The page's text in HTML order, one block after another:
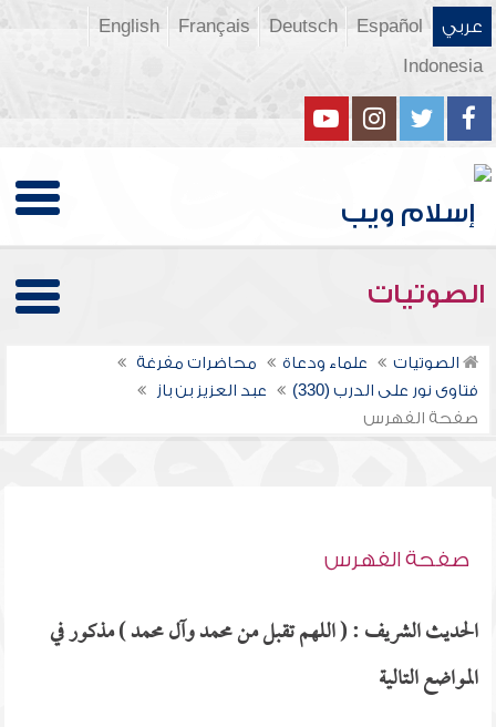
عربي Español
Deutsch
Français
English
Indonesia
الصوتيات
الصوتيات علماء ودعاة
محاضرات مفرغة
فتاوى نور على الدرب (330)
عبد العزيز بن باز
صفحة الفهرس
صفحة الفهرس
الحديث الشريف : ( اللهم تقبل من محمد وآل محمد ) مذكور في
المواضع التالية